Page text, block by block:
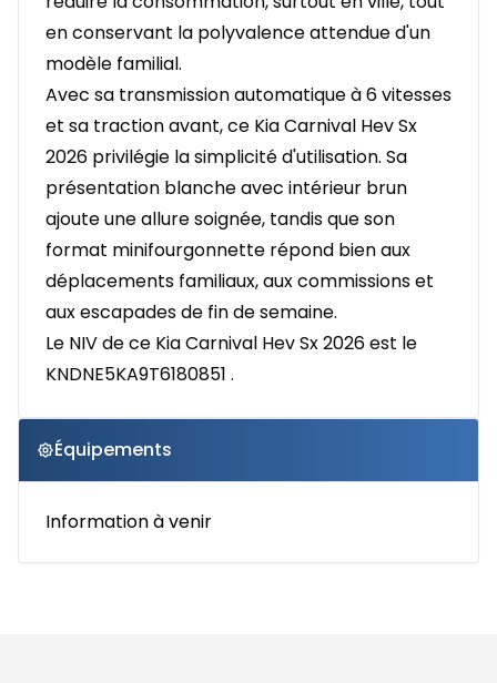
en conservant la polyvalence attendue d'un
modèle familial.
Avec sa transmission automatique à 6 vitesses
et sa traction avant, ce Kia Carnival Hev Sx
2026 privilégie la simplicité d'utilisation. Sa
présentation blanche avec intérieur brun
ajoute une allure soignée, tandis que son
format minifourgonnette répond bien aux
déplacements familiaux, aux commissions et
aux escapades de fin de semaine.
Le NIV de ce Kia Carnival Hev Sx 2026 est le
KNDNE5KA9T6180851 .
Équipements
Information à venir